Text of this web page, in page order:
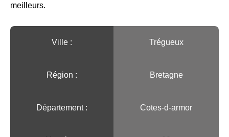
meilleurs.
Ville :️ Trégueux
Région :️ Bretagne
Département : Cotes-d-armor